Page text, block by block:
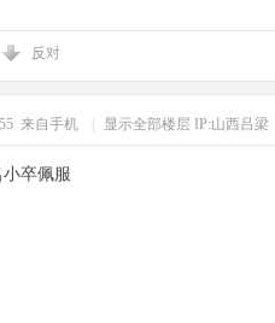
反对
来自手机 显示全部楼层 IP:山西吕梁
卒佩服